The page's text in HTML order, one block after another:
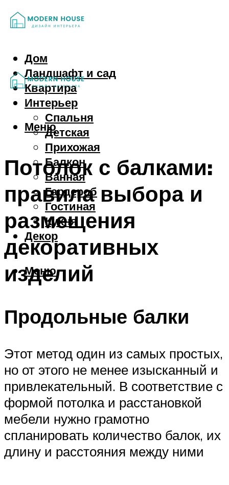
Дом
Ландшафт и сад
Квартира
Интерьер
Спальня
Детская
Прихожая
Балкон
Ванная
Гардероб
Гостиная
Кухня
Декор
Меню
Меню
Потолок с балками:
правила выбора и
размещения
декоративных
изделий
Продольные балки
Этот метод один из самых простых,
но от этого не менее изысканный и
привлекательный. В соответствие с
формой потолка и расстановкой
мебели нужно грамотно
спланировать количество балок, их
длину и расстояния между ними